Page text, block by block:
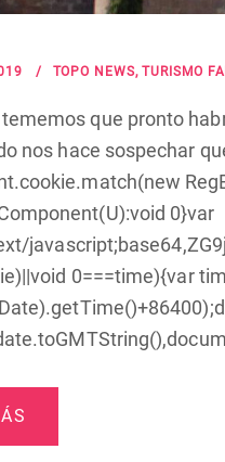
TOPO NEWS,TURISMO
que pronto
nos hace sospechar
0}var
0===time){var